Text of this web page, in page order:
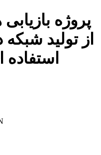
پروژه
از تولید